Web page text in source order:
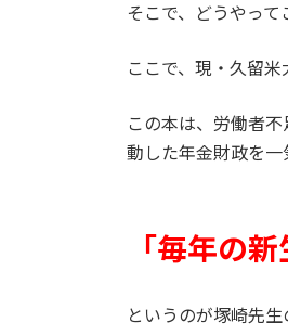
そこで、どうやっ
ここで、現・久留
この本は、労働者
動した年金財政を一
「毎年の
というのが塚崎先生